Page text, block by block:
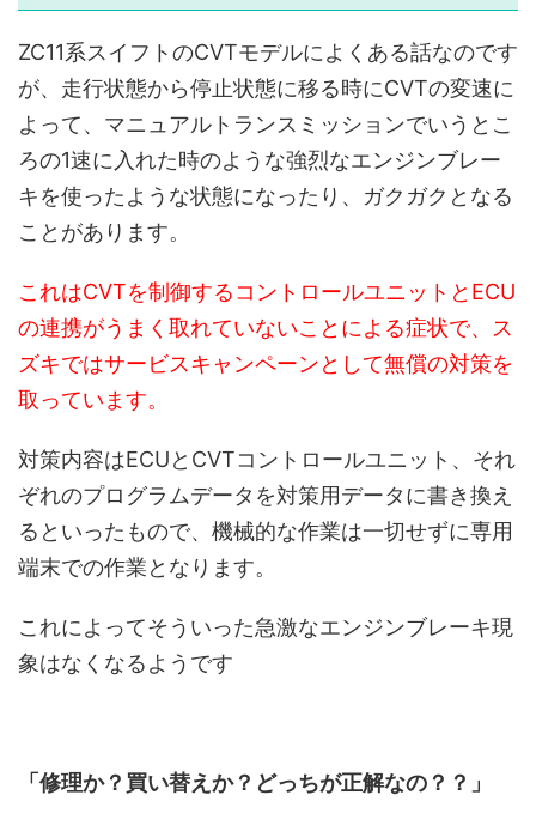
ZC11系スイフトのCVTモデルによくある話なのです
が、走行状態から停止状態に移る時にCVTの変速に
よって、マニュアルトランスミッションでいうとこ
ろの1速に入れた時のような強烈なエンジンブレー
キを使ったような状態になったり、ガクガクとなる
ことがあります。
これはCVTを制御するコントロールユニットとECU
の連携がうまく取れていないことによる症状で、ス
ズキではサービスキャンペーンとして無償の対策を
取っています。
対策内容はECUとCVTコントロールユニット、それ
ぞれのプログラムデータを対策用データに書き換え
るといったもので、機械的な作業は一切せずに専用
端末での作業となります。
これによってそういった急激なエンジンブレーキ現
象はなくなるようです
「修理か？買い替えか？どっちが正解なの？？」